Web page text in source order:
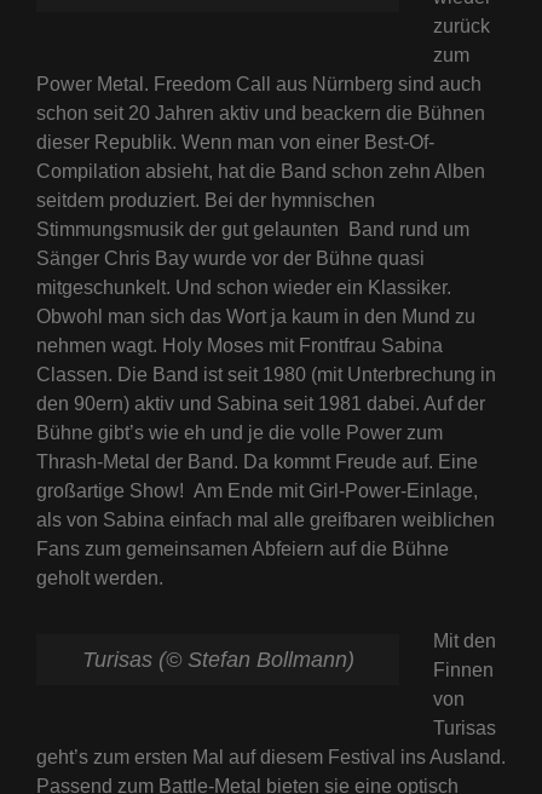
zurück
zum
Power Metal. Freedom Call aus Nürnberg sind auch
schon seit 20 Jahren aktiv und beackern die Bühnen
dieser Republik. Wenn man von einer Best-Of-
Compilation absieht, hat die Band schon zehn Alben
seitdem produziert. Bei der hymnischen
Stimmungsmusik der gut gelaunten Band rund um
Sänger Chris Bay wurde vor der Bühne quasi
mitgeschunkelt. Und schon wieder ein Klassiker.
Obwohl man sich das Wort ja kaum in den Mund zu
nehmen wagt. Holy Moses mit Frontfrau Sabina
Classen. Die Band ist seit 1980 (mit Unterbrechung in
den 90ern) aktiv und Sabina seit 1981 dabei. Auf der
Bühne gibt’s wie eh und je die volle Power zum
Thrash-Metal der Band. Da kommt Freude auf. Eine
großartige Show! Am Ende mit Girl-Power-Einlage,
als von Sabina einfach mal alle greifbaren weiblichen
Fans zum gemeinsamen Abfeiern auf die Bühne
geholt werden.
Turisas (© Stefan Bollmann)
Mit den
Finnen
von
Turisas
geht’s zum ersten Mal auf diesem Festival ins Ausland.
Passend zum Battle-Metal bieten sie eine optisch